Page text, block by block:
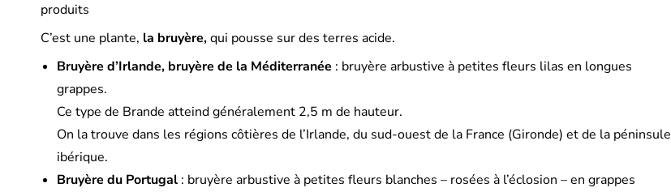
produits
C’est une plante, la bruyère,qui pousse sur des terres acide.
Bruyère d’Irlande, bruyère de la Méditerranée : bruyère arbustive à petites fleurs lilas en longues
grappes.
Ce type de Brande atteind généralement 2,5 m de hauteur.
On la trouve dans les régions côtières de l’Irlande, du sud-ouest de la France (Gironde) et de la péninsule
ibérique.
Bruyère du Portugal : bruyère arbustive à petites fleurs blanches – rosées à l’éclosion – en grappes